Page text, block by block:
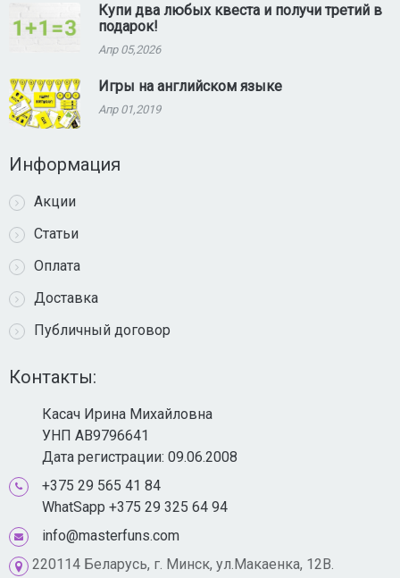
Купи два любых квеста и получи третий в
подарок!
Апр 05,2026
Игры на английском языке
Апр 01,2019
Информация
Акции
Статьи
Оплата
Доставка
Публичный договор
Контакты:
Касач Ирина Михайловна
УНП AB9796641
Дата регистрации: 09.06.2008
+375 29 565 41 84
WhatSapp +375 29 325 64 94
info@masterfuns.com
220114 Беларусь, г. Минск, ул.Макаенка, 12В.